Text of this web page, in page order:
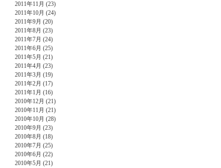
2011年11月 (23)
2011年10月 (24)
2011年9月 (20)
2011年8月 (23)
2011年7月 (24)
2011年6月 (25)
2011年5月 (21)
2011年4月 (23)
2011年3月 (19)
2011年2月 (17)
2011年1月 (16)
2010年12月 (21)
2010年11月 (21)
2010年10月 (28)
2010年9月 (23)
2010年8月 (18)
2010年7月 (25)
2010年6月 (22)
2010年5月 (21)